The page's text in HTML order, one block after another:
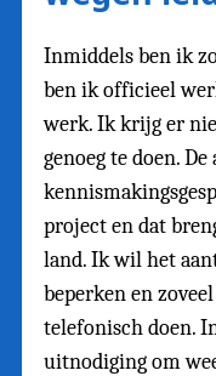
Inmiddels ben ik
ben ik officieel
werk. Ik krijg er
genoeg te doen.
project en dat
land. Ik wil het
beperken en
telefonisch doen.
uitnodiging om